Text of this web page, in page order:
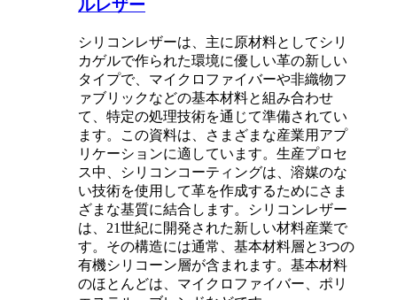
ルレザー
シリコンレザーは、主に原材料としてシリ
カゲルで作られた環境に優しい革の新しい
タイプで、マイクロファイバーや非織物フ
ァブリックなどの基本材料と組み合わせ
て、特定の処理技術を通じて準備されてい
ます。この資料は、さまざまな産業用アプ
リケーションに適しています。生産プロセ
ス中、シリコンコーティングは、溶媒のな
い技術を使用して革を作成するためにさま
ざまな基質に結合します。シリコンレザー
は、21世紀に開発された新しい材料産業で
す。その構造には通常、基本材料層と3つの
有機シリコーン層が含まれます。基本材料
のほとんどは、マイクロファイバー、ポリ